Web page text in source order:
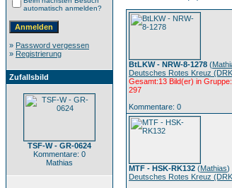
automatisch anmelden?
» Password vergessen
» Registrierung
Zufallsbild
TSF-W - GR-0624
Kommentare: 0
Mathias
BtLKW - NRW-8-1278 (
Deutsches Rotes Kreuz
Gesamt:13 Bild(er) in Gruppe:
297
Kommentare: 0
MTF - HSK-RK132 (Mathias)
Deutsches Rotes Kreuz